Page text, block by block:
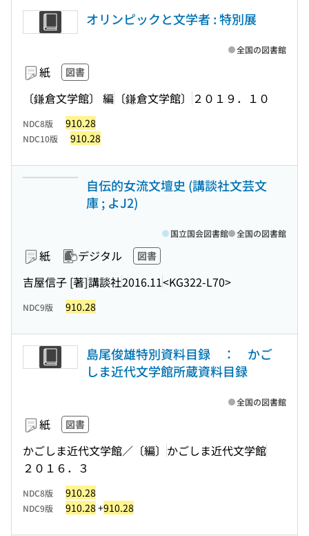
オリンピックと文学者 : 特別展
紙 図書
〔鎌倉文学館〕 編 〔鎌倉文学館〕 ２０１９．１０
全国の図書館
NDC8版 910.28
NDC10版 910.28
自伝的女流文壇史 (講談社文芸文
庫 ; よJ2)
紙 デジタル 図書
吉屋信子 [著]講談社2016.11<KG322-L70>
国立国会図書館 全国の図書館
NDC9版 910.28
島尾俊雄特別資料目録 ： かご
しま近代文学館所蔵資料目録
紙 図書
かごしま近代文学館／〔編〕 かごしま近代文学館
２０１６．３
全国の図書館
NDC8版 910.28
NDC9版 910.28 +910.28